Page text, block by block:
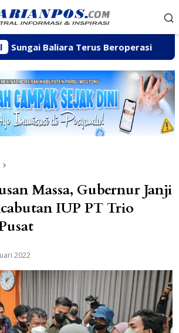
Terus Beroperasi Arpan
Massa, Gubernur Janji
IUP PT Trio
2022